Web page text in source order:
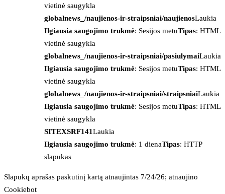
vietinė saugykla
globalnews_/naujienos-ir-straipsniai/naujienosLaukia
Ilgiausia saugojimo trukmė: Sesijos metuTipas: HTML
vietinė saugykla
globalnews_/naujienos-ir-straipsniai/pasiulymaiLaukia
Ilgiausia saugojimo trukmė: Sesijos metuTipas: HTML
vietinė saugykla
globalnews_/naujienos-ir-straipsniai/straipsniaiLaukia
Ilgiausia saugojimo trukmė: Sesijos metuTipas: HTML
vietinė saugykla
SITEXSRF141Laukia
Ilgiausia saugojimo trukmė: 1 dienaTipas: HTTP
slapukas
Slapukų aprašas paskutinį kartą atnaujintas 7/24/26; atnaujino
Cookiebot